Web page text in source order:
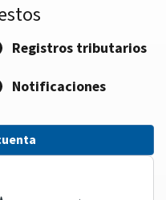
Registros tributarios
Notificaciones